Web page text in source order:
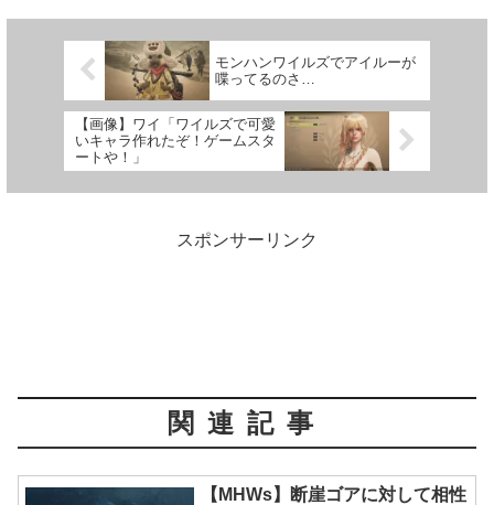
モンハンワイルズでアイルーが
喋ってるのさ…
【画像】ワイ「ワイルズで可愛
いキャラ作れたぞ！ゲームスタ
ートや！」
スポンサーリンク
関連記事
【MHWs】断崖ゴアに対して相性